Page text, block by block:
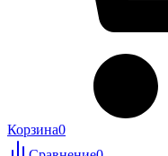
Корзина0